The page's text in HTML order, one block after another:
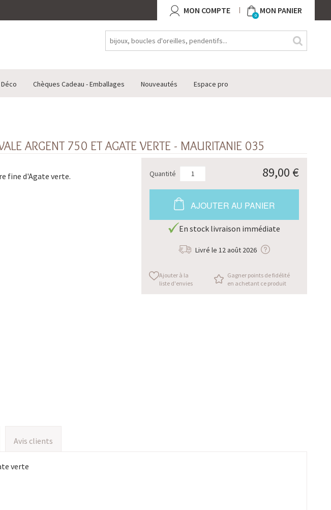
MON COMPTE 0 MON PANIER
Chèques Cadeau - Emballages Nouveautés Espace pro
ARGENT 750 ET AGATE VERTE - MAURITANIE 035
fine d'Agate verte.
Quantité 89,00 €
AJOUTER AU PANIER
En stock livraison immédiate
Livré le12 août 2026
Ajouter à la
liste d'envies
Gagner points de fidélité
en achetant ce produit
Avis clients
verte